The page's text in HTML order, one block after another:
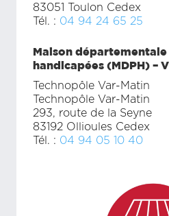
83051 Toulon Cedex
Tél. : 04 94 24 65 25
Maison départementale
handicapées (MDPH) –
Technopôle Var-Matin
Technopôle Var-Matin
293, route de la Seyne
83192 Ollioules Cedex
Tél. : 04 94 05 10 40